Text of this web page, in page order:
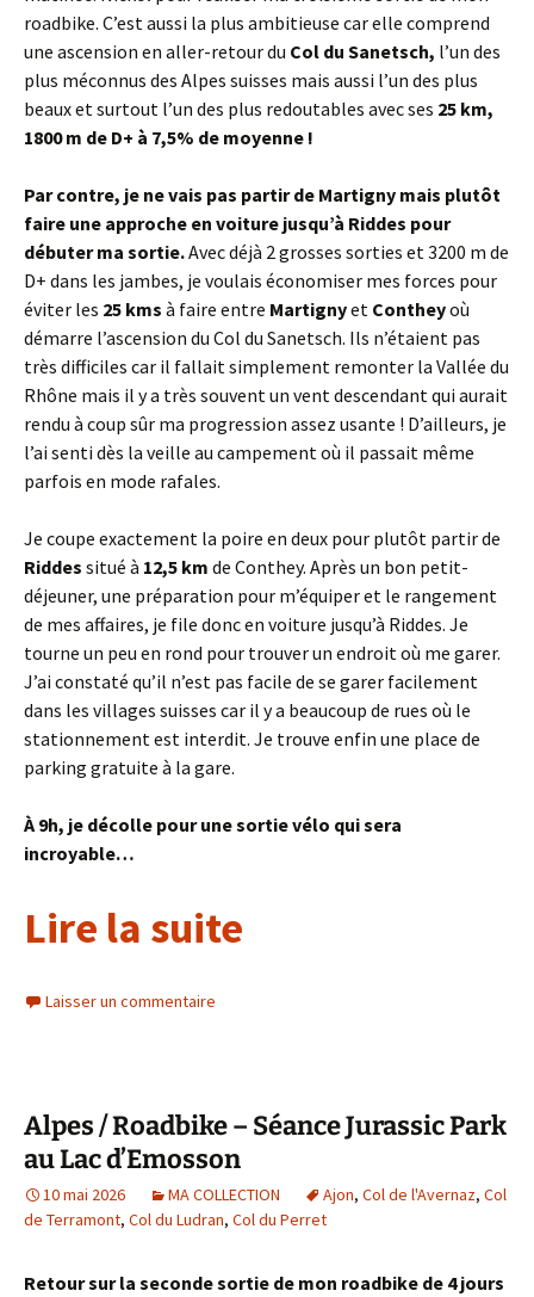
roadbike. C’est aussi la plus ambitieuse car elle comprend
une ascension en aller-retour du Col du Sanetsch, l’un des
plus méconnus des Alpes suisses mais aussi l’un des plus
beaux et surtout l’un des plus redoutables avec ses 25 km,
1800 m de D+ à 7,5% de moyenne !
Par contre, je ne vais pas partir de Martigny mais plutôt
faire une approche en voiture jusqu’à Riddes pour
débuter ma sortie.Avec déjà 2 grosses sorties et 3200 m de
D+ dans les jambes, je voulais économiser mes forces pour
éviter les 25 kms à faire entre Martignyet Contheyoù
démarre l’ascension du Col du Sanetsch. Ils n’étaient pas
très difficiles car il fallait simplement remonter la Vallée du
Rhône mais il y a très souvent un vent descendant qui aurait
rendu à coup sûr ma progression assez usante ! D’ailleurs, je
l’ai senti dès la veille au campement où il passait même
parfois en mode rafales.
Je coupe exactement la poire en deux pour plutôt partir de
Riddes situé à 12,5 km de Conthey. Après un bon petit-
déjeuner, une préparation pour m’équiper et le rangement
de mes affaires, je file donc en voiture jusqu’à Riddes. Je
tourne un peu en rond pour trouver un endroit où me garer.
J’ai constaté qu’il n’est pas facile de se garer facilement
dans les villages suisses car il y a beaucoup de rues où le
stationnement est interdit. Je trouve enfin une place de
parking gratuite à la gare.
À 9h, je décolle pour une sortie vélo qui sera
incroyable…
Lire la suite
Laisser un commentaire
Alpes / Roadbike – Séance Jurassic Park
au Lac d’Emosson
10 mai 2026 MA COLLECTION Ajon, Col de l'Avernaz, Col
de Terramont, Col du Ludran, Col du Perret
Retour sur la seconde sortie de mon roadbike de 4 jours